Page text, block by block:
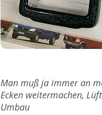
Man muß ja immer an
Ecken weitermachen,
Umbau